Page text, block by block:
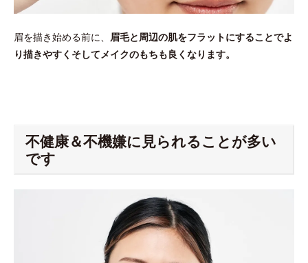
眉を描き始める前に、 眉毛と周辺の肌をフラットにすることでよ
り描きやすくそしてメイクのもちも良くなります。
不健康＆不機嫌に見られることが多い
です